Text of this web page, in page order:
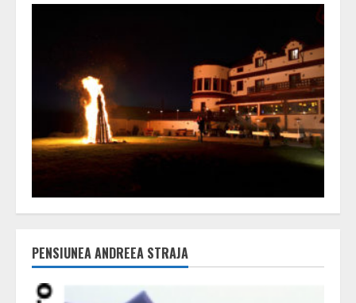
PENSIUNEA ANDREEA STRAJA